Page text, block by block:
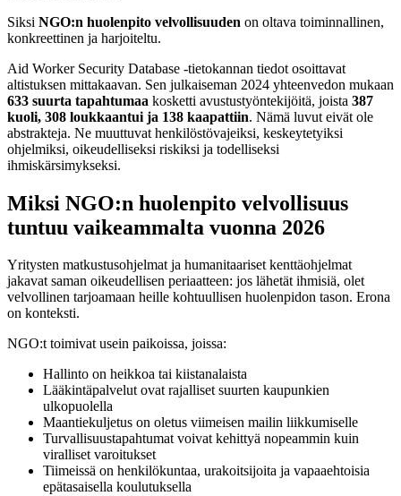
Siksi NGO:n huolenpito velvollisuuden on oltava toiminnallinen,
konkreettinen ja harjoiteltu.
Aid Worker Security Database -tietokannan tiedot osoittavat
altistuksen mittakaavan. Sen julkaiseman 2024 yhteenvedon mukaan
633 suurta tapahtumaa kosketti avustustyöntekijöitä, joista 387
kuoli, 308 loukkaantui ja 138 kaapattiin. Nämä luvut eivät ole
abstrakteja. Ne muuttuvat henkilöstövajeiksi, keskeytetyiksi
ohjelmiksi, oikeudelliseksi riskiksi ja todelliseksi
ihmiskärsimykseksi.
Miksi NGO:n huolenpito velvollisuus
tuntuu vaikeammalta vuonna 2026
Yritysten matkustusohjelmat ja humanitaariset kenttäohjelmat
jakavat saman oikeudellisen periaatteen: jos lähetät ihmisiä, olet
velvollinen tarjoamaan heille kohtuullisen huolenpidon tason. Erona
on konteksti.
NGO:t toimivat usein paikoissa, joissa:
Hallinto on heikkoa tai kiistanalaista
Lääkintäpalvelut ovat rajalliset suurten kaupunkien
ulkopuolella
Maantiekuljetus on oletus viimeisen mailin liikkumiselle
Turvallisuustapahtumat voivat kehittyä nopeammin kuin
viralliset varoitukset
Tiimeissä on henkilökuntaa, urakoitsijoita ja vapaaehtoisia
epätasaisella koulutuksella